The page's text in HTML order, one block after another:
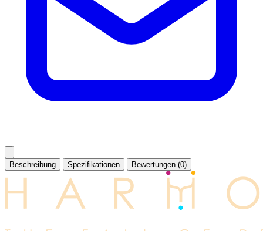
Beschreibung Spezifikationen Bewertungen (0)